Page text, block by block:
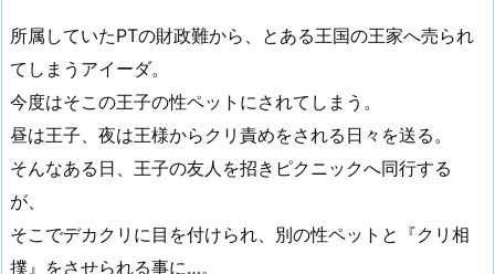
所属していたPTの財政難から、とある王国の王家へ売られ
てしまうアイーダ。
今度はそこの王子の性ペットにされてしまう。
昼は王子、夜は王様からクリ責めをされる日々を送る。
そんなある日、王子の友人を招きピクニックへ同行する
が、
そこでデカクリに目を付けられ、別の性ペットと『クリ相
撲』をさせられる事に…。